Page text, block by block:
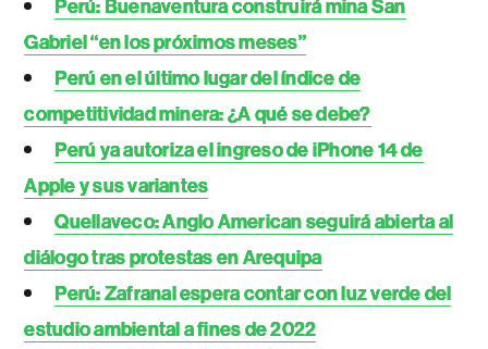
Perú: Buenaventura construirá mina San
Gabriel “en los próximos meses”
Perú en el último lugar del índice de
competitividad minera: ¿A qué se debe?
Perú ya autoriza el ingreso de iPhone 14 de
Apple y sus variantes
Quellaveco: Anglo American seguirá abierta al
diálogo tras protestas en Arequipa
Perú: Zafranal espera contar con luz verde del
estudio ambiental a fines de 2022